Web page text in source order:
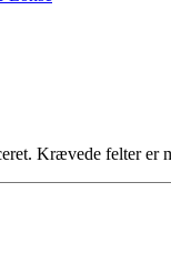
Krævede felter er